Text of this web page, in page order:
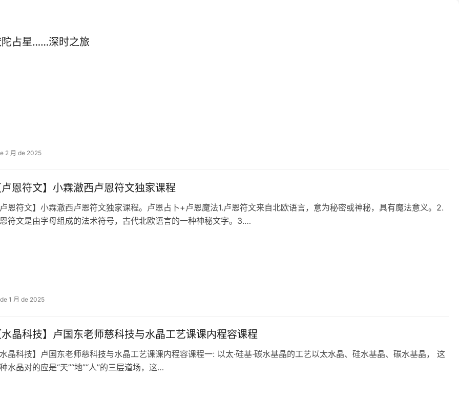
占星……深时之旅
2 月 de 2025
恩符文】小霖澈西卢恩符文独家课程
恩符文】小霖澈西卢恩符文独家课程。卢恩占卜+卢恩魔法1.卢恩符文来自北欧语言，意为秘密或神秘，具有魔法意义。2.
符文是由字母组成的法术符号，古代北欧语言的一种神秘文字。3.…
1 月 de 2025
晶科技】卢国东老师慈科技与水晶工艺课​​课内程‬容课程
晶科技】卢国东老师慈科技与水晶工艺课​​课内程‬容课程一: 以太·硅基·碳水基‬晶的工艺以太水晶、硅水基‬晶、碳水基‬晶， 这
水晶对的应‬是“天”“地”“人”的三层道场，这…